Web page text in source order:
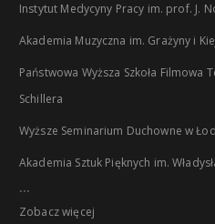
Instytut Medycyny Pracy im. prof. J.
Akademia Muzyczna im. Grażyny i
Państwowa Wyższa Szkoła Filmowa
Schillera
Wyższe Seminarium Duchowne w
Akademia Sztuk Pięknych im.
...
Zobacz więcej